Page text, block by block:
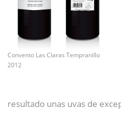
Convento Las Claras Tempranillo
2012
resultado unas uvas de